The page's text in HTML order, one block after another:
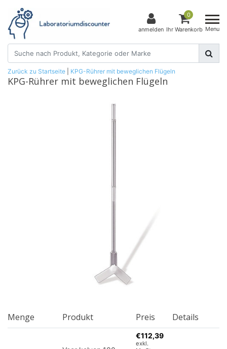
anmelden
0
Ihr Warenkorb Menu
Zurück zu Startseite KPG-Rührer mit beweglichen Flügeln
KPG-Rührer mit beweglichen Flügeln
Menge Produkt Preis Details
€112,39
exkl.